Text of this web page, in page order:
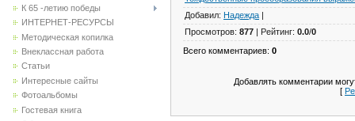
К 65 -летию победы
ИНТЕРНЕТ-РЕСУРСЫ
Методическая копилка
Внеклассная работа
Статьи
Интересные сайты
Фотоальбомы
Гостевая книга
Добавил: Надежда |
Просмотров: 877 | Рейтинг: 0.0/0
Всего комментариев: 0
Добавлять комментарии
[